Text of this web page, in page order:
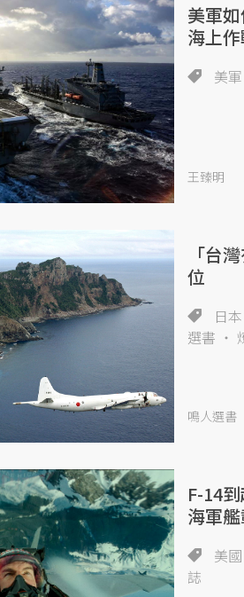
美軍
海上
美軍
王臻明
「台
位
日本
選書
鳴人選書
F-14
海軍
美國
誌